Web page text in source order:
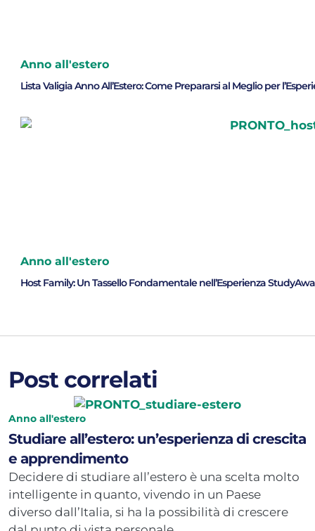
Anno all'estero
Lista Valigia Anno All’Estero: Come Prepararsi al Meglio per
Anno all'estero
Host Family: Un Tassello Fondamentale nell’Esperienza
Post correlati
Anno all'estero
Studiare all’estero: un’esperienza di crescita
e apprendimento
Decidere di studiare all’estero è una scelta molto
intelligente in quanto, vivendo in un Paese
diverso dall’Italia, si ha la possibilità di crescere